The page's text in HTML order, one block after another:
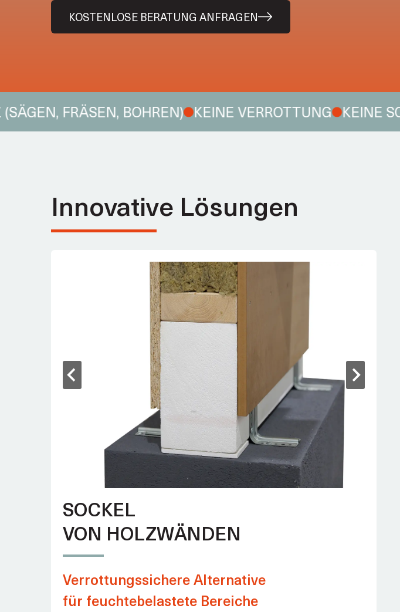
Möbelbau
KOSTENLOSE BERATUNG ANFRAGEN
FRÄSEN, BOHREN) KEINE VERROTTUNG KEINE
Innovative Lösungen
SOCKEL
VON HOLZWÄNDEN
Verrottungssichere Alternative
für feuchtebelastete Bereiche